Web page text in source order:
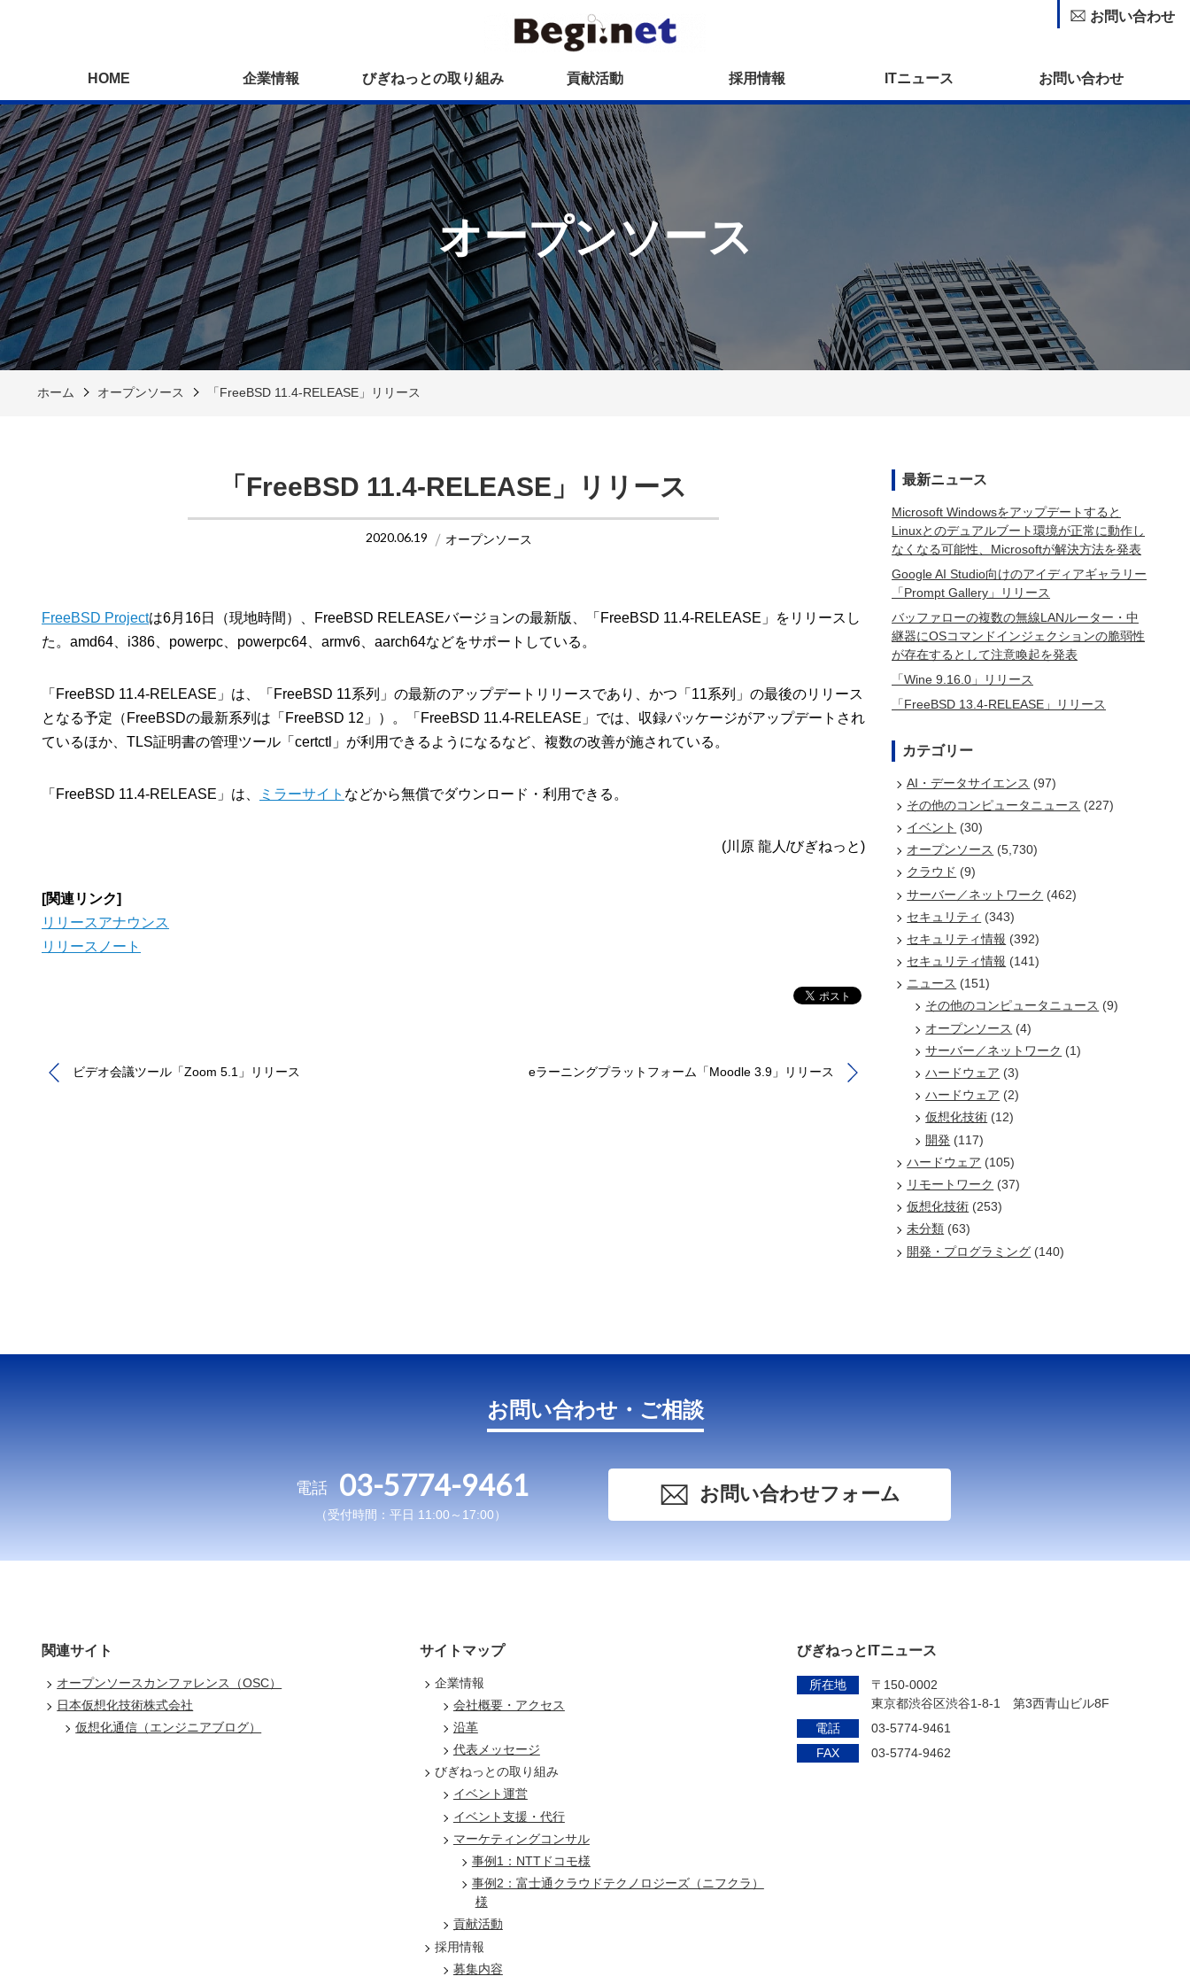
HOME 企業情報 びぎねっとの取り組み 貢献活動 採用情報 ITニュース お問い合わせ
お問い合わせ
オープンソース
ホーム オープンソース 「FreeBSD 11.4-RELEASE」リリース
「FreeBSD 11.4-RELEASE」リリース
2020.06.19 オープンソース
FreeBSD Projectは6月16日（現地時間）、FreeBSD RELEASEバージョンの最新版、「FreeBSD 11.4-RELEASE」をリリースし
た。amd64、i386、powerpc、powerpc64、armv6、aarch64などをサポートしている。
「FreeBSD 11.4-RELEASE」は、「FreeBSD 11系列」の最新のアップデートリリースであり、かつ「11系列」の最後のリリース
となる予定（FreeBSDの最新系列は「FreeBSD 12」）。「FreeBSD 11.4-RELEASE」では、収録パッケージがアップデートされ
ているほか、TLS証明書の管理ツール「certctl」が利用できるようになるなど、複数の改善が施されている。
「FreeBSD 11.4-RELEASE」は、 ミラーサイト などから無償でダウンロード・利用できる。
(川原 龍人/びぎねっと)
[関連リンク]
リリースアナウンス
リリースノート
ビデオ会議ツール「Zoom 5.1」リリース eラーニングプラットフォーム「Moodle 3.9」リリース
最新ニュース
Microsoft Windowsをアップデートすると
Linuxとのデュアルブート環境が正常に動作し
なくなる可能性、Microsoftが解決方法を発表
Google AI Studio向けのアイディアギャラリー
「Prompt Gallery」リリース
バッファローの複数の無線LANルーター・中
継器にOSコマンドインジェクションの脆弱性
が存在するとして注意喚起を発表
「Wine 9.16.0」リリース
「FreeBSD 13.4-RELEASE」リリース
カテゴリー
AI・データサイエンス (97)
その他のコンピュータニュース (227)
イベント (30)
オープンソース (5,730)
クラウド (9)
サーバー／ネットワーク (462)
セキュリティ (343)
セキュリティ情報 (392)
セキュリティ情報 (141)
ニュース (151)
その他のコンピュータニュース (9)
オープンソース (4)
サーバー／ネットワーク (1)
ハードウェア (3)
ハードウェア (2)
仮想化技術 (12)
開発 (117)
ハードウェア (105)
リモートワーク (37)
仮想化技術 (253)
未分類 (63)
開発・プログラミング (140)
お問い合わせ・ご相談
電話 03-5774-9461
（受付時間：平日 11:00～17:00）
お問い合わせフォーム
関連サイト
オープンソースカンファレンス（OSC）
日本仮想化技術株式会社
仮想化通信（エンジニアブログ）
サイトマップ
企業情報
会社概要・アクセス
沿革
代表メッセージ
びぎねっとの取り組み
イベント運営
イベント支援・代行
マーケティングコンサル
事例1：NTTドコモ様
事例2：富士通クラウドテクノロジーズ（ニフクラ）
様
貢献活動
採用情報
募集内容
びぎねっとITニュース
所在地
〒150-0002
東京都渋谷区渋谷1-8-1 第3西青山ビル8F
電話
03-5774-9461
FAX
03-5774-9462